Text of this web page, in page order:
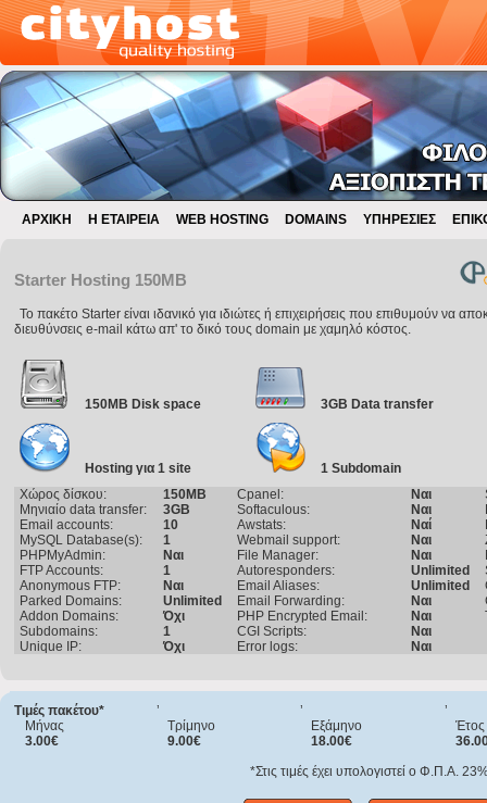
ΑΡΧΙΚΗ Η ΕΤΑΙΡΕΙΑ WEB HOSTING DOMAINS ΥΠΗΡΕΣΙΕΣ
Starter Hosting 150MB
To πακέτο Starter είναι ιδανικό για ιδιώτες ή επιχειρήσεις που επιθυμούν να
διευθύνσεις e-mail κάτω απ' το δικό τους domain με χαμηλό κόστος.
150MB Disk space 3GB Data transfer
Hosting για 1 site
1 Subdomain
Χώρος δίσκου:
150MB Cpanel: Ναι
Μηνιαίο data transfer:
3GB Softaculous: Ναι
Email accounts:
10 Awstats: Ναί
MySQL Database(s):
1 Webmail support: Ναι
PHPMyAdmin:
Ναι File Manager: Ναι
FTP Accounts:
1 Autoresponders: Unlimited
Anonymous FTP:
Ναι Email Aliases: Unlimited
Parked Domains:
Unlimited Email Forwarding: Ναι
Addon Domains:
Όχι PHP Encrypted Email: Ναι
Subdomains:
1 CGI Scripts:
Ναι
Unique IP:
Όχι Error logs: Ναι
Τιμές πακέτου* ’ ’
’
Μήνας
Τρίμηνο Εξάμηνο
Έτος
3.00€
9.00€ 18.00€
*Στις τιμές έχει υπολογιστεί ο Φ.Π.Α.